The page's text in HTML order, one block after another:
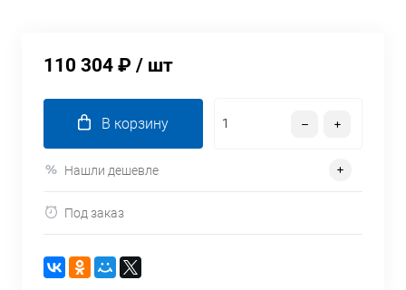
110 304 ₽ / шт
В корзину
Нашли дешевле
Под заказ